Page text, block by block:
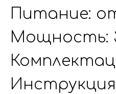
Питание:
Мощность: